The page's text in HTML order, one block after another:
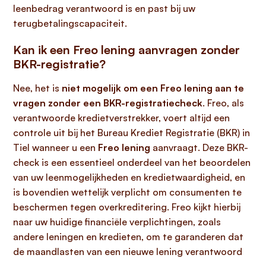
leenbedrag verantwoord is en past bij uw
terugbetalingscapaciteit.
Kan ik een Freo lening aanvragen zonder
BKR-registratie?
Nee, het is niet mogelijk om een Freo lening aan te
vragen zonder een BKR-registratiecheck. Freo, als
verantwoorde kredietverstrekker, voert altijd een
controle uit bij het Bureau Krediet Registratie (BKR) in
Tiel wanneer u een Freo lening aanvraagt. Deze BKR-
check is een essentieel onderdeel van het beoordelen
van uw leenmogelijkheden en kredietwaardigheid, en
is bovendien wettelijk verplicht om consumenten te
beschermen tegen overkreditering. Freo kijkt hierbij
naar uw huidige financiële verplichtingen, zoals
andere leningen en kredieten, om te garanderen dat
de maandlasten van een nieuwe lening verantwoord